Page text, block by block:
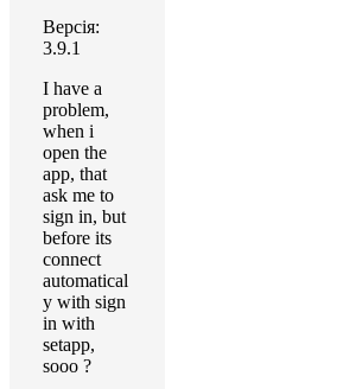
Версія:
3.9.1
I have a
problem,
when i
open the
app, that
ask me to
sign in, but
before its
connect
automatical
y with sign
in with
setapp,
sooo ?